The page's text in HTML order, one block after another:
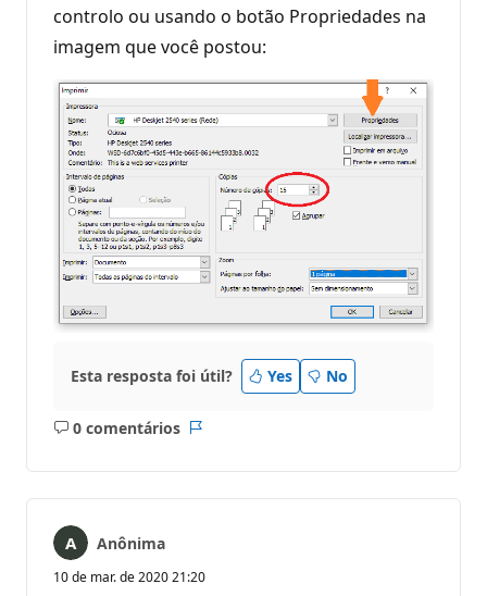
controlo ou usando o botão Propriedades na
imagem que você postou:
Esta resposta foi útil? Yes No
0 comentários
Sem
Anônima
10 de mar. de 2020 21:20